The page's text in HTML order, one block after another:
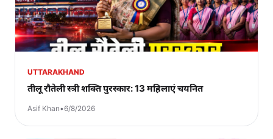
UTTARAKHAND
तीलू रौतेली स्त्री शक्ति पुरस्कार: 13 महिलाएं चयनित
Asif Khan•6/8/2026